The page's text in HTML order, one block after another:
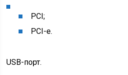
PCI;
PCI-e.
USB-порт.